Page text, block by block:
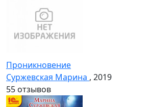
Проникновение
Суржевская Марина , 2019
55 отзывов